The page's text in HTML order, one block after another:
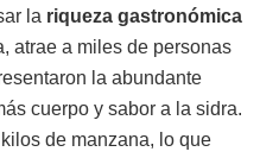
la riqueza gastronómica
atrae a miles de personas
la abundante
cuerpo y sabor a la sidra.
de manzana, lo que